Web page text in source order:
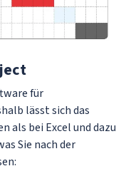
für
lässt sich das
als bei Excel und dazu
Sie nach der